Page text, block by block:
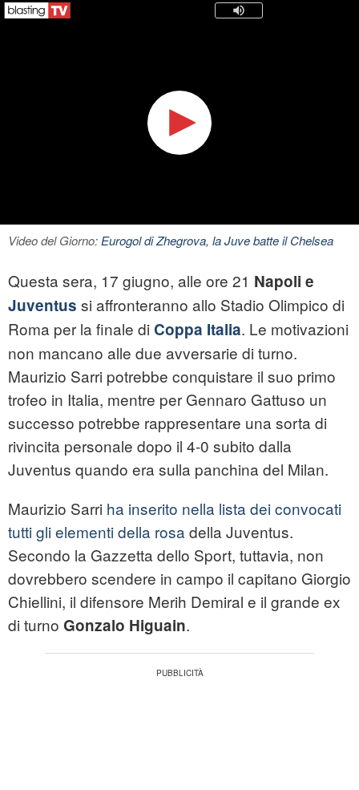
Video del Giorno:Eurogol di Zhegrova, la Juve batte il Chelsea
Questa sera, 17 giugno, alle ore 21 Napoli e
Juventus si affronteranno allo Stadio Olimpico di
Roma per la finale di Coppa Italia. Le motivazioni
non mancano alle due avversarie di turno.
Maurizio Sarri potrebbe conquistare il suo primo
trofeo in Italia, mentre per Gennaro Gattuso un
successo potrebbe rappresentare una sorta di
rivincita personale dopo il 4-0 subito dalla
Juventus quando era sulla panchina del Milan.
Maurizio Sarri ha inserito nella lista dei convocati
tutti gli elementi della rosa della Juventus.
Secondo la Gazzetta dello Sport, tuttavia, non
dovrebbero scendere in campo il capitano Giorgio
Chiellini, il difensore Merih Demiral e il grande ex
di turno Gonzalo Higuain.